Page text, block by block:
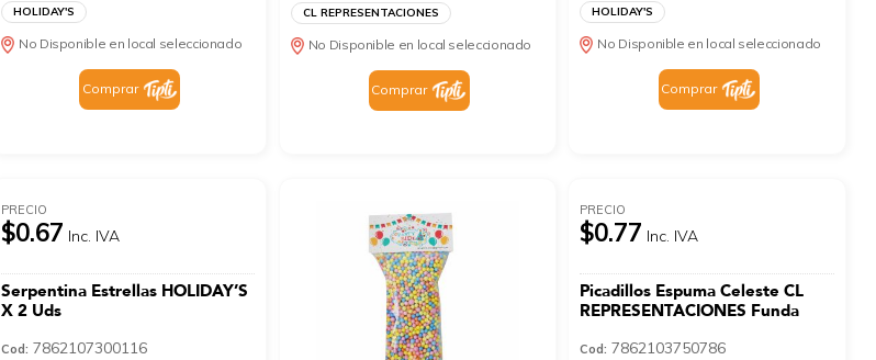
HOLIDAY'S
No Disponible en local seleccionado
Comprar
CL REPRESENTACIONES
No Disponible en local seleccionado
Comprar
HOLIDAY'S
No Disponible en local seleccionado
Comprar
PRECIO
$0.67 Inc. IVA
Serpentina Estrellas HOLIDAY’S
X 2 Uds
Cod: 7862107300116
PRECIO
$0.77 Inc. IVA
Picadillos Espuma Celeste CL
REPRESENTACIONES Funda
Cod: 7862103750786